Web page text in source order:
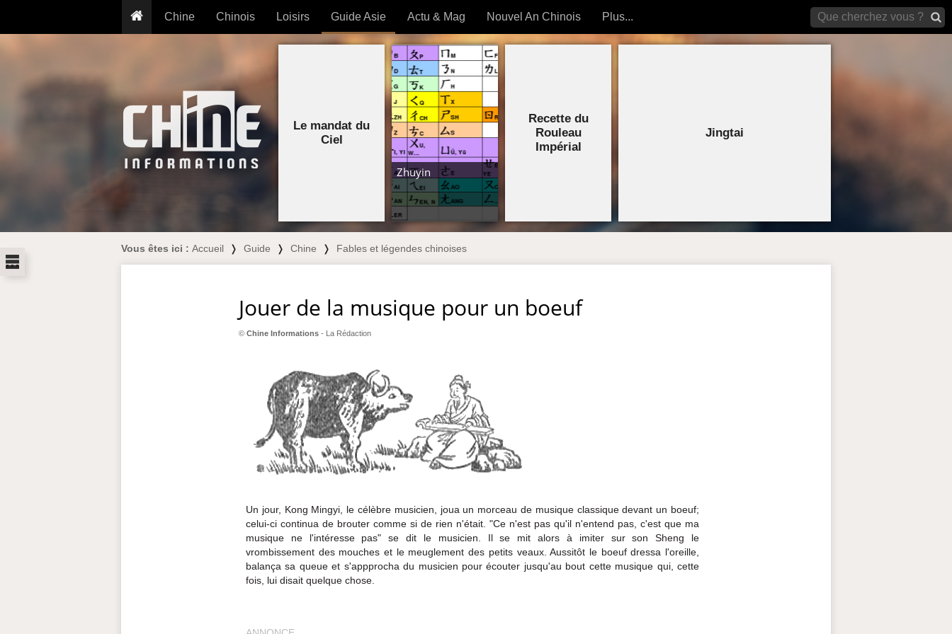
Chine
Conseils voyageurs
Plantes médicinales
Cuisine
Chinois
Grammaire
Traducteur
Exos & Flashcards
+50 Outils
Loisirs
Prénom
PLUS (24 OUTILS) »
Guide Asie Actu & Mag
Magazine
Articles intemporels
Nouvel An Chinois Plus...
Forum (archives)
Le mandat du
Ciel
Zhuyin
Recette du
Rouleau
Impérial
Jingtai
Vous êtes ici : Accueil ❭ Guide ❭ Chine ❭ Fables et légendes chinoises
Jouer de la musique pour un boeuf
© Chine Informations - La Rédaction
Un jour, Kong Mingyi, le célèbre musicien, joua un morceau de musique classique devant un boeuf;
celui-ci continua de brouter comme si de rien n'était. "Ce n'est pas qu'il n'entend pas, c'est que ma
musique ne l'intéresse pas" se dit le musicien. Il se mit alors à imiter sur son Sheng le
vrombissement des mouches et le meuglement des petits veaux. Aussitôt le boeuf dressa l'oreille,
balança sa queue et s'appprocha du musicien pour écouter jusqu'au bout cette musique qui, cette
fois, lui disait quelque chose.
...